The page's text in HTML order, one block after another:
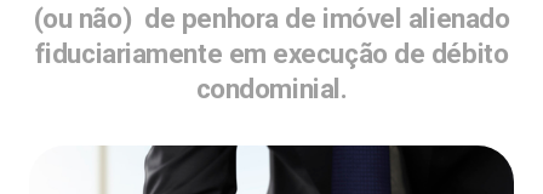
(ou não) de penhora de imóvel alienado
fiduciariamente em execução de débito
condominial.